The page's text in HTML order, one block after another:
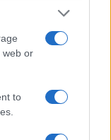
web or
to